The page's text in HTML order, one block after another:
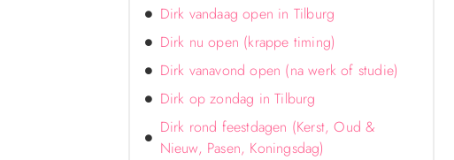
Dirk vandaag open in Tilburg
Dirk nu open (krappe timing)
Dirk vanavond open (na werk of studie)
Dirk op zondag in Tilburg
Dirk rond feestdagen (Kerst, Oud &
Nieuw, Pasen, Koningsdag)